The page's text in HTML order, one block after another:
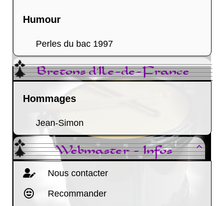
Humour
Perles du bac 1997
Bretons d'Ile-de-France
Hommages
Jean-Simon

Webmaster - Infos
Nous contacter
Recommander